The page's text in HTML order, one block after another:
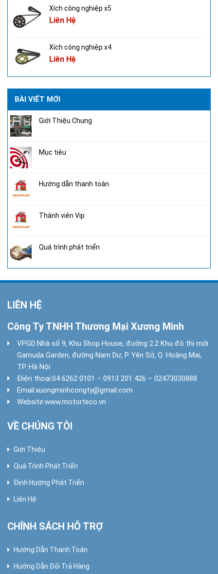
Xích công nghiệp x5
Liên Hệ
Xích công nghiệp x4
Liên Hệ
BÀI VIẾT MỚI
Giới Thiệu Chung
Mục tiêu
Hướng dẫn thanh toán
Thành viên Vip
Quá trình phát triển
LIÊN HỆ
Công Ty TNHH Thương Mại Xương Minh
VPGD:Nhà số 9, Khu Shop House, đường 2.2 Khu đô thị mới
Gamuda Garden, đường Nam Dư, P. Yên Sở, Q. Hoàng Mai,
TP. Hà Nội
Điện thoại:04 6262 0101 – 0913 201 426 – 02473030888
Email:xuongminhcongty@gmail.com
Website:www.motorteco.vn
VỀ CHÚNG TÔI
Giới Thiệu
Quá Trình Phát Triển
Định Hướng Phát Triển
Liên Hệ
CHÍNH SÁCH HỖ TRỢ
Hướng Dẫn Thanh Toán
Hướng Dẫn Đổi Trả Hàng